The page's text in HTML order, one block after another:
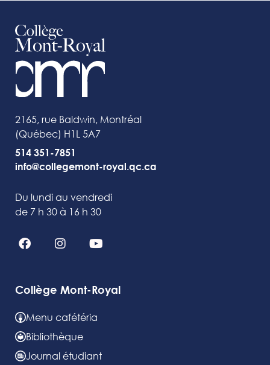
2165, rue Baldwin, Montréal
(Québec) H1L 5A7
514 351-7851
info@collegemont-royal.qc.ca
Du lundi au vendredi
de 7 h 30 à 16 h 30
Collège Mont-Royal
Menu cafétéria
Bibliothèque
Journal étudiant